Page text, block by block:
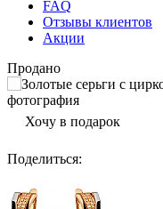
FAQ
Отзывы клиентов
Акции
Продано
Хочу в подарок
Поделиться: